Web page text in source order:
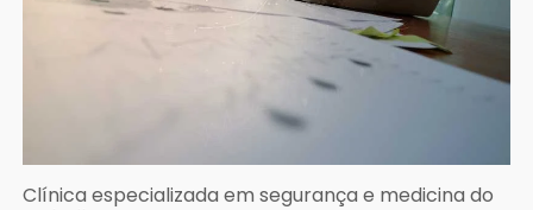
Clínica especializada em segurança e medicina do